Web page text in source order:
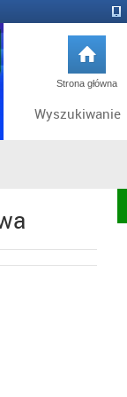

Strona główna
Wyszukiwanie